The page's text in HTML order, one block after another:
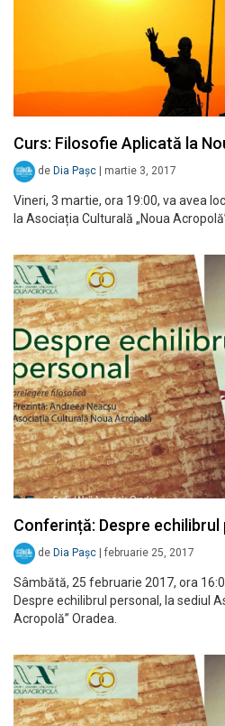
Curs: Filosofie Aplicată la
de Dia Pașc | martie 3, 2017
Vineri, 3 martie, ora 19:00, va avea
la Asociația Culturală „Noua
Conferință: Despre echilibrul
de Dia Pașc | februarie 25, 2017
Sâmbătă, 25 februarie 2017, ora
Despre echilibrul personal, la sediul
Acropolă” Oradea.